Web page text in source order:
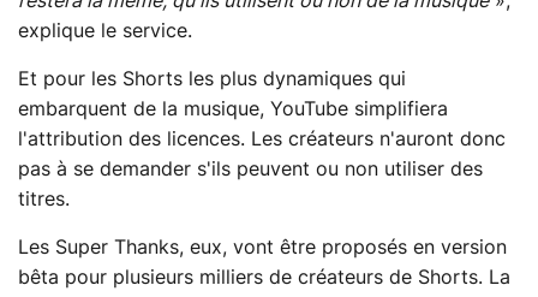
explique le service.
Et pour les Shorts les plus dynamiques qui
embarquent de la musique, YouTube simplifiera
l'attribution des licences. Les créateurs n'auront donc
pas à se demander s'ils peuvent ou non utiliser des
titres.
Les Super Thanks, eux, vont être proposés en version
bêta pour plusieurs milliers de créateurs de Shorts. La